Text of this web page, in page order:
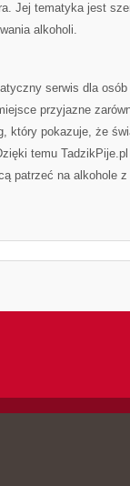
Jej tematyka jest
alkoholi.
serwis dla
przyjazne
który pokazuje, że
temu
patrzeć na alkohole